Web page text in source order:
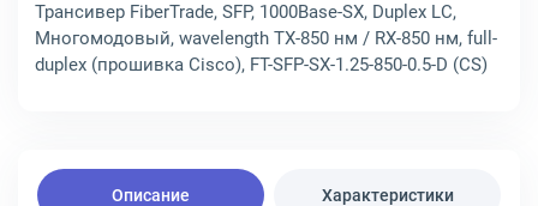
Трансивер FiberTrade, SFP, 1000Base-SX, Duplex LC,
Многомодовый, wavelength TX-850 нм / RX-850 нм, full-
duplex (прошивка Cisco), FT-SFP-SX-1.25-850-0.5-D (CS)
Описание Характеристики